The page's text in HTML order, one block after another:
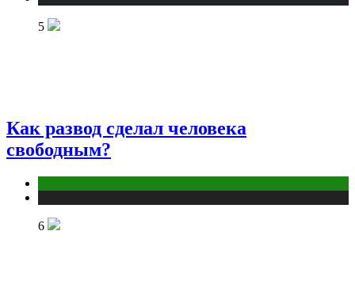
5
Как развод сделал человека
свободным?
6